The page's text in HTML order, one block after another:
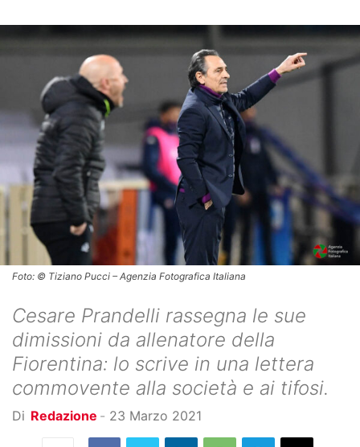
Foto: © Tiziano Pucci – Agenzia Fotografica Italiana
Cesare Prandelli rassegna le sue
dimissioni da allenatore della
Fiorentina: lo scrive in una lettera
commovente alla società e ai tifosi.
Di Redazione - 23 Marzo 2021